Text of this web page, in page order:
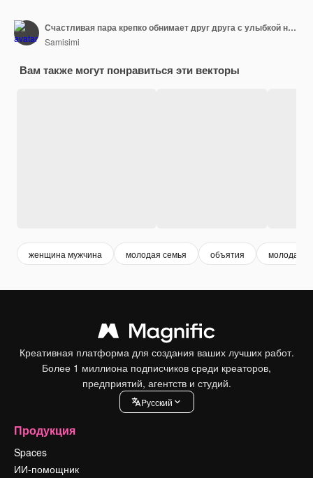
Счастливая пара крепко обнимает друг друга с улыбкой на лицах Семья влюбленных родителей
Samisimi
Вам также могут понравиться эти векторы
женщина мужчина молодая семья объятия молодая
Креативная платформа для создания ваших лучших работ.
Более 1 миллиона подписчиков среди креаторов,
предприятий, агентств и студий.
Pусский
Продукция
Spaces
ИИ-помощник